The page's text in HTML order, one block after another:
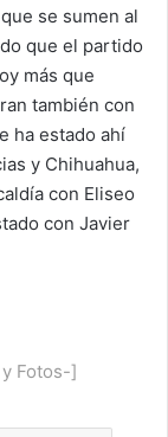
se sumen al
que el partido
más que
también con
ha estado ahí
y Chihuahua,
con Eliseo
con Javier
Fotos-]